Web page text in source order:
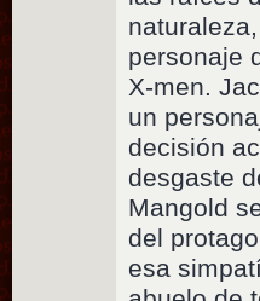
personaje
X-men.
un
decisión
desgaste
Mangold
del
esa